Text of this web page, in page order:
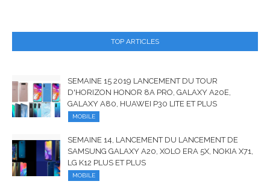
TOP ARTICLES
SEMAINE 15 2019 LANCEMENT DU TOUR
D'HORIZON HONOR 8A PRO, GALAXY A20E,
GALAXY A80, HUAWEI P30 LITE ET PLUS
MOBILE
SEMAINE 14, LANCEMENT DU LANCEMENT DE
SAMSUNG GALAXY A20, XOLO ERA 5X, NOKIA X71,
LG K12 PLUS ET PLUS
MOBILE